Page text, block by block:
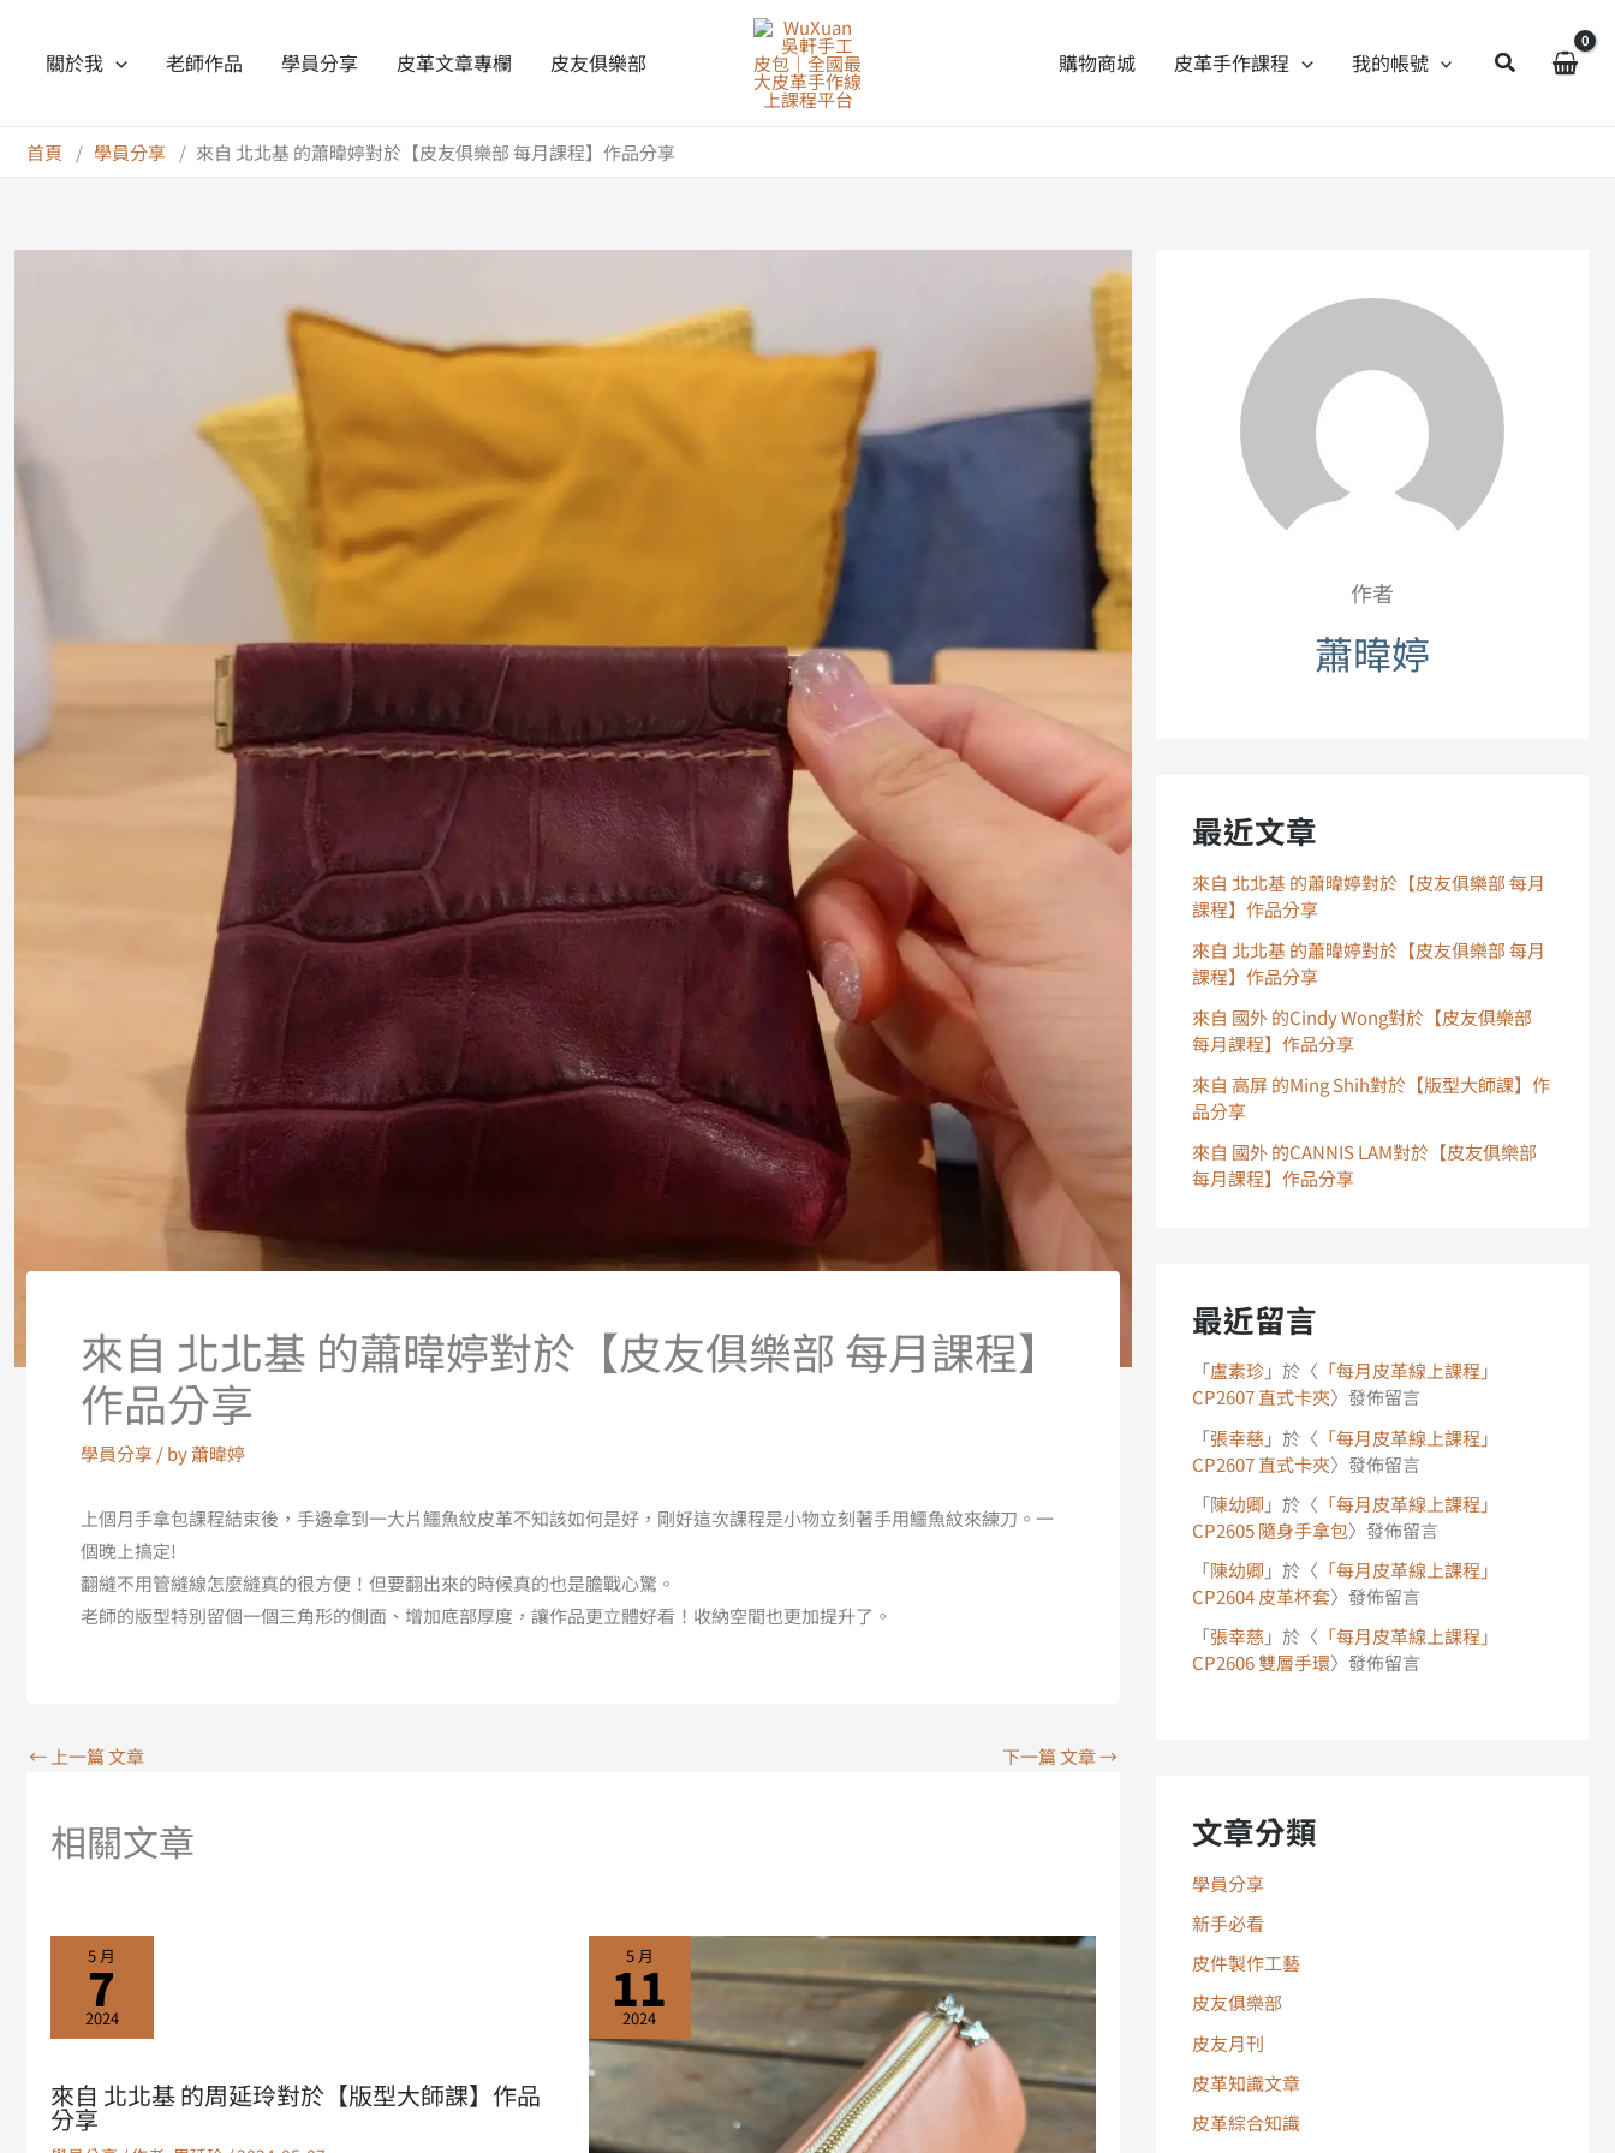
關於我 老師作品 學員分享 皮革文章專欄 皮友俱樂部 購物商城 皮革手作課程 我的帳號
首頁 學員分享 來自 北北基 的蕭暐婷對於【皮友俱樂部 每月課程】作品分享
來自 北北基 的蕭暐婷對於【皮友俱樂部 每月課程】
作品分享
學員分享/ by蕭暐婷
上個月手拿包課程結束後，手邊拿到一大片鱷魚紋皮革不知該如何是好，剛好這次課程是小物立刻著手用鱷魚紋來練刀。一
個晚上搞定!
翻縫不用管縫線怎麼縫真的很方便！但要翻出來的時候真的也是膽戰心驚。
老師的版型特別留個一個三角形的側面、增加底部厚度，讓作品更立體好看！收納空間也更加提升了。
← 上一篇 文章 下一篇 文章→
相關文章
5 月
7
2024
來自 北北基 的周延玲對於【版型大師課】作品
分享
5 月
11
2024
作者
蕭暐婷
最近文章
來自 北北基 的蕭暐婷對於【皮友俱樂部 每月
課程】作品分享
來自 北北基 的蕭暐婷對於【皮友俱樂部 每月
課程】作品分享
來自 國外 的Cindy Wong對於【皮友俱樂部
每月課程】作品分享
來自 高屏 的Ming Shih對於【版型大師課】作
品分享
來自 國外 的CANNIS LAM對於【皮友俱樂部
每月課程】作品分享
最近留言
「盧素珍」於〈 「每月皮革線上課程」
CP2607 直式卡夾〉發佈留言
「張幸慈」於〈 「每月皮革線上課程」
CP2607 直式卡夾〉發佈留言
「陳幼卿 」於〈 「每月皮革線上課程」
CP2605 隨身手拿包〉發佈留言
「陳幼卿 」於〈 「每月皮革線上課程」
CP2604 皮革杯套〉發佈留言
「張幸慈」於〈 「每月皮革線上課程」
CP2606 雙層手環〉發佈留言
文章分類
學員分享
新手必看
皮件製作工藝
皮友俱樂部
皮友月刊
皮革知識文章
皮革綜合知識